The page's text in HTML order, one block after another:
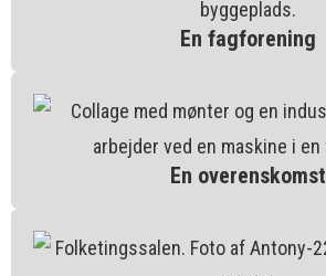
En fagforening
En overenskomst